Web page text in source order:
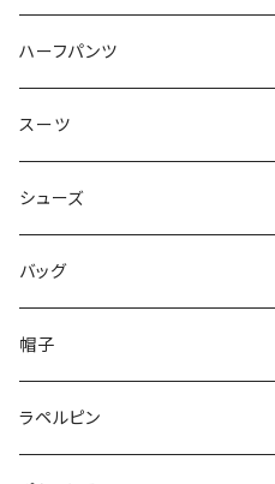
50/XL～
48/L
50/XL～
46/M
48/L
50/XL～
～44/S
46/M
48/L
50/XL～
ハーフパンツ
～44/S
46/M
48/L
50/XL～
スーツ
～44/S
46/M
48/L
50/XL～
シューズ
～25.5cm
26cm～
27cm～
バッグ
帽子
ラペルピン